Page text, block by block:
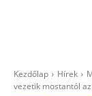
Kezdőlap Hírek
vezetik mostantól